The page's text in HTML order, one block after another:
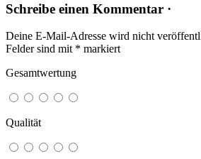
Schreibe einen Kommentar ·
Deine E-Mail-Adresse wird nicht
Felder sind mit * markiert
Gesamtwertung
Qualität